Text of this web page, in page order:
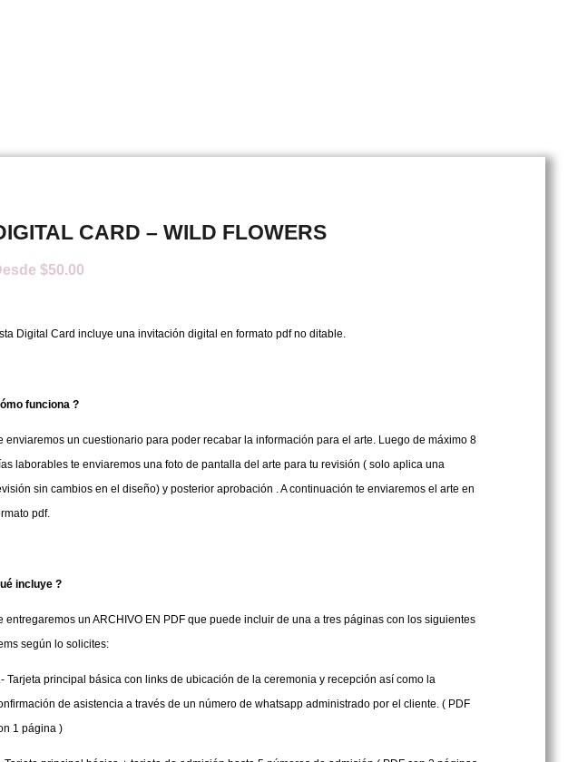
CARD – WILD FLOWERS
$50.00
Digital Card incluye una invitación digital en formato pdf no ditable.
funciona ?
enviaremos un cuestionario para poder recabar la información para el arte. Luego de máximo 8
laborables te enviaremos una foto de pantalla del arte para tu revisión ( solo aplica una
sin cambios en el diseño) y posterior aprobación . A continuación te enviaremos el arte en
pdf.
incluye ?
entregaremos un ARCHIVO EN PDF que puede incluir de una a tres páginas con los siguientes
según lo solicites:
Tarjeta principal básica con links de ubicación de la ceremonia y recepción así como la
de asistencia a través de un número de whatsapp administrado por el cliente. ( PDF
1 página )